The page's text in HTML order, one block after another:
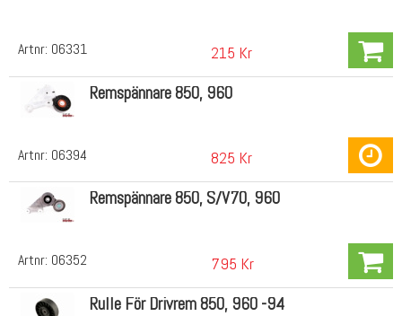
Artnr: 06331 215 Kr
Artnr: 06394
Remspännare 850, 960
825 Kr
Artnr: 06352
Remspännare 850, S/V70, 960
795 Kr
Rulle För Drivrem 850, 960 -94